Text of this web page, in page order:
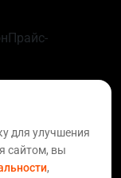
Прайс-
для улучшения
сайтом, вы
,